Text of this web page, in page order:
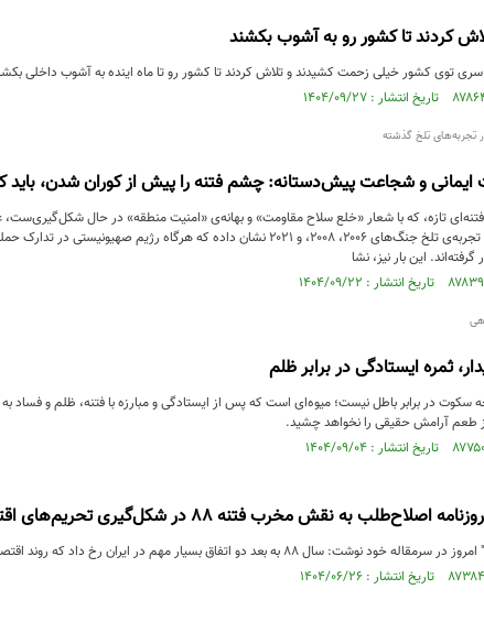
کردند تا کشور رو به آشوب بکشند
سری توی کشور خیلی زحمت کشیدند و تلاش کردند تا کشور رو تا ماه اینده به آشوب داخلی
تجربه‌های تلخ گذشته
ایمانی و شجاعت پیش‌دستانه: چشم فتنه را پیش از کوران شدن، باید
فتنه‌ای تازه، که با شعار «خلع سلاح مقاومت» و بهانه‌ی «امنیت منطقه» در حال شکل‌گیری‌ست،
نمی‌گذارد. تجربه‌ی تلخ جنگ‌های ۲۰۰۶، ۲۰۰۸، و ۲۰۲1 نشان داده که هرگاه
این بار نیز، نشا
ثمره ایستادگی در برابر ظلم
سکوت در برابر باطل نیست؛ میوه‌ای است که پس از ایستادگی و مبارزه با فتنه، ظلم و فساد
طعم آرامش حقیقی را نخواهد چشید.
به نقش مخرب فتنه ۸۸ در شکل‌گیری تحریم‌های اقتصادی و کاهش قدرت خرید مردم
سال ۸۸ به بعد دو اتفاق بسیار مهم در ایران رخ داد که روند اقتصادی را به‌کلی تغییر داد/ اولین آن اعتراضات ۸۸ بود.